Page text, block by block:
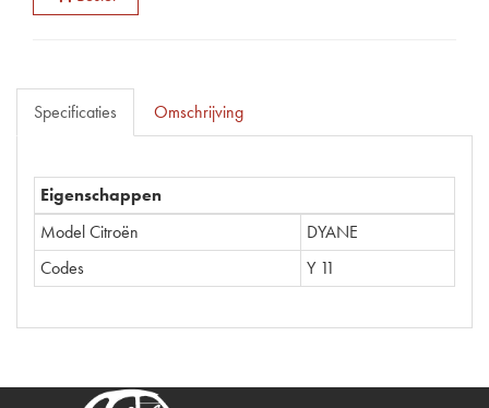
Specificaties Omschrijving
Eigenschappen
Model Citroën
DYANE
Codes
Y 11